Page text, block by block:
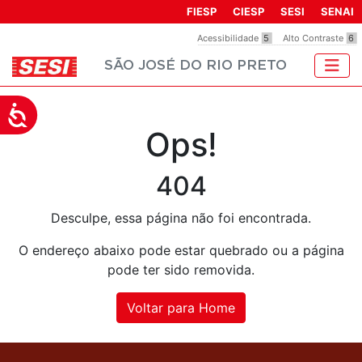
inclui
um
sistema
de
Acessibilidade
Acessibilidade 5 Alto Contraste 6
FIESP CIESP SESI SENAI
SÃO JOSÉ DO RIO PRETO
Ops!
404
Desculpe, essa página não foi encontrada.
O endereço abaixo pode estar quebrado ou a página
pode ter sido removida.
Voltar para Home